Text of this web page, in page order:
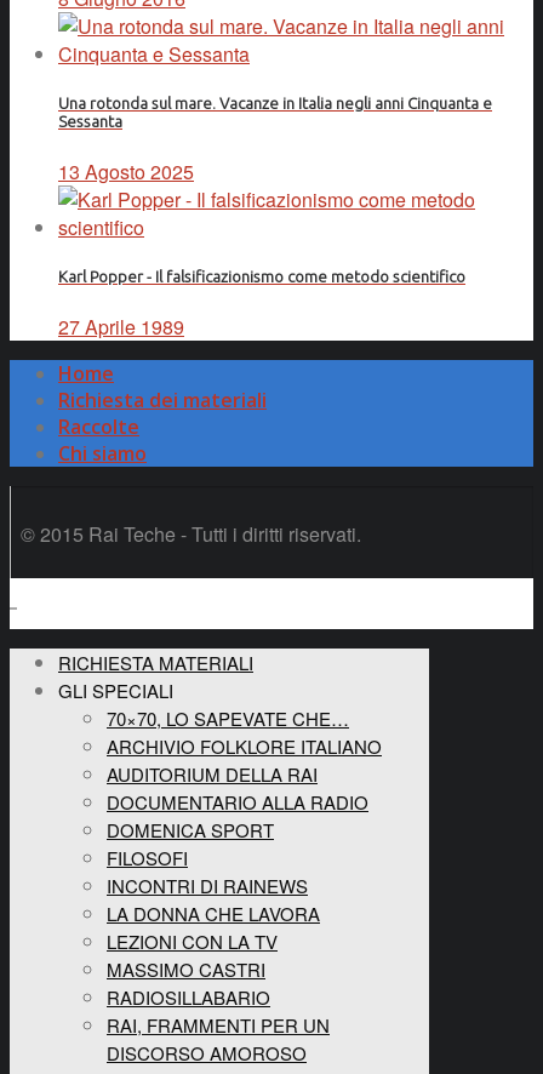
Una rotonda sul mare. Vacanze in Italia negli anni Cinquanta e
Sessanta
13 Agosto 2025
Karl Popper - Il falsificazionismo come metodo scientifico
27 Aprile 1989
Home
Richiesta dei materiali
Raccolte
Chi siamo
© 2015 Rai Teche - Tutti i diritti riservati.
RICHIESTA MATERIALI
GLI SPECIALI
70×70, LO SAPEVATE CHE…
ARCHIVIO FOLKLORE ITALIANO
AUDITORIUM DELLA RAI
DOCUMENTARIO ALLA RADIO
DOMENICA SPORT
FILOSOFI
INCONTRI DI RAINEWS
LA DONNA CHE LAVORA
LEZIONI CON LA TV
MASSIMO CASTRI
RADIOSILLABARIO
RAI, FRAMMENTI PER UN
DISCORSO AMOROSO